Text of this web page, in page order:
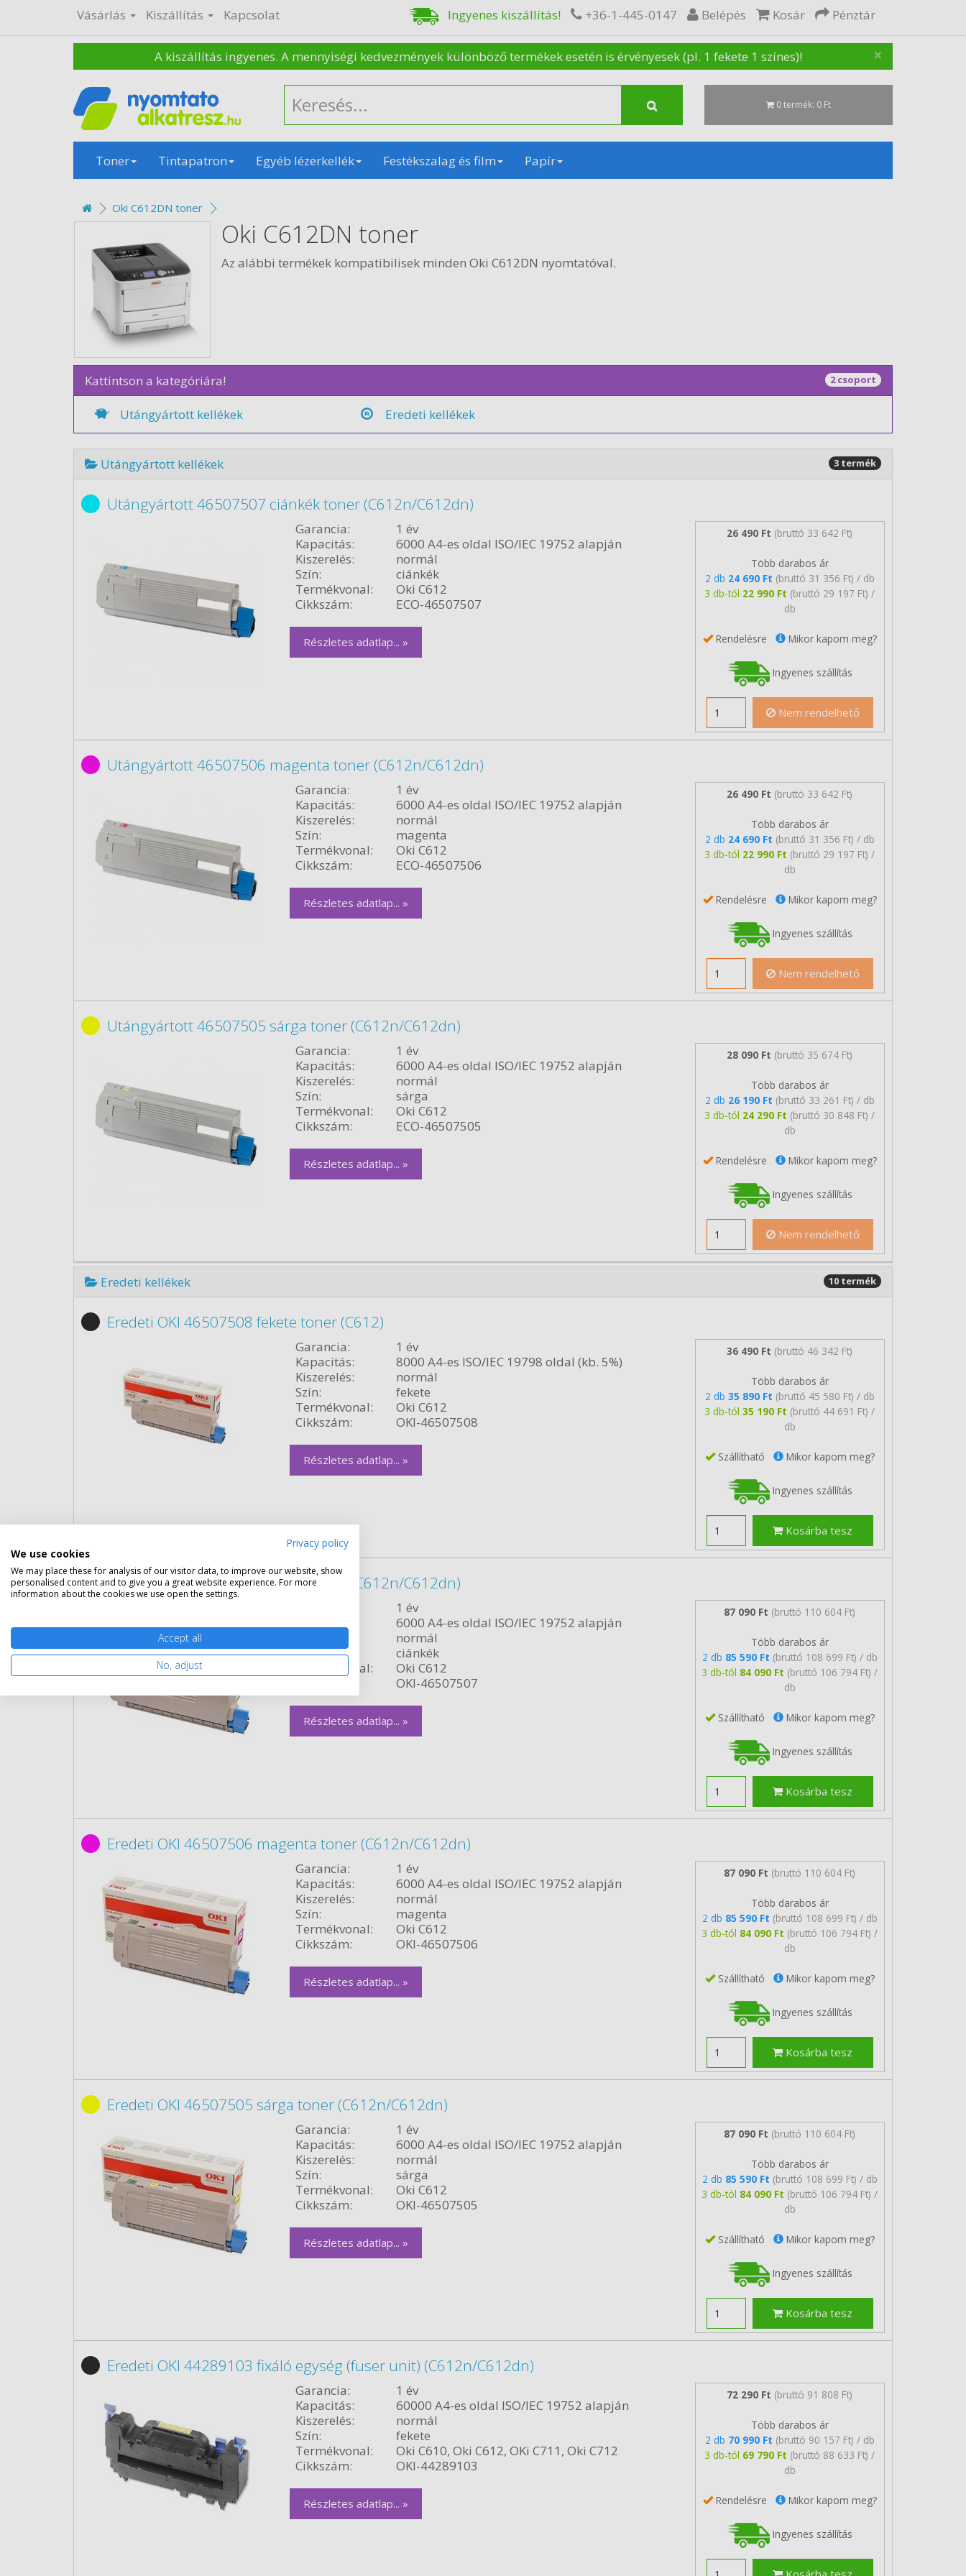
Vásárlás Kiszállítás Kapcsolat Ingyenes kiszállítás! +36-1-445-0147 Belépés Kosár Pénztár
×
A kiszállítás ingyenes. A mennyiségi kedvezmények különböző termékek esetén is érvényesek (pl. 1 fekete 1 színes)!
0 termék: 0 Ft
Toner Tintapatron Egyéb lézerkellék Festékszalag és film Papír
Oki C612DN toner
Oki C612DN toner
Az alábbi termékek kompatibilisek minden Oki C612DN nyomtatóval.
Kattintson a kategóriára! 2 csoport
Utángyártott kellékek Eredeti kellékek
Utángyártott kellékek 3 termék
Utángyártott 46507507 ciánkék toner (C612n/C612dn)
Garancia:
1 év
Kapacitás:
6000 A4-es oldal ISO/IEC 19752 alapján
Kiszerelés:
normál
Szín:
ciánkék
Termékvonal:
Oki C612
Cikkszám:
ECO-46507507
Részletes adatlap... »
26 490 Ft (bruttó 33 642 Ft)
Több darabos ár
2 db 24 690 Ft (bruttó 31 356 Ft) / db
3 db-tól 22 990 Ft (bruttó 29 197 Ft) /
db
Rendelésre Mikor kapom meg?
Ingyenes szállítás
Nem rendelhető
Utángyártott 46507506 magenta toner (C612n/C612dn)
Garancia:
1 év
Kapacitás:
6000 A4-es oldal ISO/IEC 19752 alapján
Kiszerelés:
normál
Szín:
magenta
Termékvonal:
Oki C612
Cikkszám:
ECO-46507506
Részletes adatlap... »
26 490 Ft (bruttó 33 642 Ft)
Több darabos ár
2 db 24 690 Ft (bruttó 31 356 Ft) / db
3 db-tól 22 990 Ft (bruttó 29 197 Ft) /
db
Rendelésre Mikor kapom meg?
Ingyenes szállítás
Nem rendelhető
Utángyártott 46507505 sárga toner (C612n/C612dn)
Garancia:
1 év
Kapacitás:
6000 A4-es oldal ISO/IEC 19752 alapján
Kiszerelés:
normál
Szín:
sárga
Termékvonal:
Oki C612
Cikkszám:
ECO-46507505
Részletes adatlap... »
28 090 Ft (bruttó 35 674 Ft)
Több darabos ár
2 db 26 190 Ft (bruttó 33 261 Ft) / db
3 db-tól 24 290 Ft (bruttó 30 848 Ft) /
db
Rendelésre Mikor kapom meg?
Ingyenes szállítás
Nem rendelhető
Eredeti kellékek 10 termék
Eredeti OKI 46507508 fekete toner (C612)
Garancia:
1 év
Kapacitás:
8000 A4-es ISO/IEC 19798 oldal (kb. 5%)
Kiszerelés:
normál
Szín:
fekete
Termékvonal:
Oki C612
Cikkszám:
OKI-46507508
Részletes adatlap... »
36 490 Ft (bruttó 46 342 Ft)
Több darabos ár
2 db 35 890 Ft (bruttó 45 580 Ft) / db
3 db-tól35 190 Ft (bruttó 44 691 Ft) /
db
Szállítható Mikor kapom meg?
Ingyenes szállítás
Kosárba tesz
Eredeti OKI 46507507 ciánkék toner (C612n/C612dn)
1 év
6000 A4-es oldal ISO/IEC 19752 alapján
normál
Szín:
ciánkék
Termékvonal:
Oki C612
OKI-46507507
Részletes adatlap... »
87 090 Ft (bruttó 110 604 Ft)
Több darabos ár
2 db 85 590 Ft (bruttó 108 699 Ft) / db
3 db-tól 84 090 Ft (bruttó 106 794 Ft) /
db
Szállítható Mikor kapom meg?
Ingyenes szállítás
Kosárba tesz
Eredeti OKI 46507506 magenta toner (C612n/C612dn)
Garancia:
1 év
Kapacitás:
6000 A4-es oldal ISO/IEC 19752 alapján
Kiszerelés:
normál
Szín:
magenta
Termékvonal:
Oki C612
Cikkszám:
OKI-46507506
Részletes adatlap... »
87 090 Ft (bruttó 110 604 Ft)
Több darabos ár
2 db 85 590 Ft (bruttó 108 699 Ft) / db
3 db-tól 84 090 Ft (bruttó 106 794 Ft) /
db
Szállítható Mikor kapom meg?
Ingyenes szállítás
Kosárba tesz
Eredeti OKI 46507505 sárga toner (C612n/C612dn)
Garancia:
1 év
Kapacitás:
6000 A4-es oldal ISO/IEC 19752 alapján
Kiszerelés:
normál
Szín:
sárga
Termékvonal:
Oki C612
Cikkszám:
OKI-46507505
Részletes adatlap... »
87 090 Ft (bruttó 110 604 Ft)
Több darabos ár
2 db 85 590 Ft (bruttó 108 699 Ft) / db
3 db-tól 84 090 Ft (bruttó 106 794 Ft) /
db
Szállítható Mikor kapom meg?
Ingyenes szállítás
Kosárba tesz
Eredeti OKI 44289103 fixáló egység (fuser unit) (C612n/C612dn)
Garancia:
1 év
Kapacitás:
60000 A4-es oldal ISO/IEC 19752 alapján
Kiszerelés:
normál
Szín:
fekete
Termékvonal:
Oki C610, Oki C612, OKi C711, Oki C712
Cikkszám:
OKI-44289103
Részletes adatlap... »
72 290 Ft (bruttó 91 808 Ft)
Több darabos ár
2 db 70 990 Ft (bruttó 90 157 Ft) / db
3 db-tól 69 790 Ft (bruttó 88 633 Ft) /
db
Rendelésre Mikor kapom meg?
Ingyenes szállítás
Privacy policy
We use cookies
We may place these for analysis of our visitor data, to improve our website, show
personalised content and to give you a great website experience. For more
information about the cookies we use open the settings.
Accept all
No, adjust